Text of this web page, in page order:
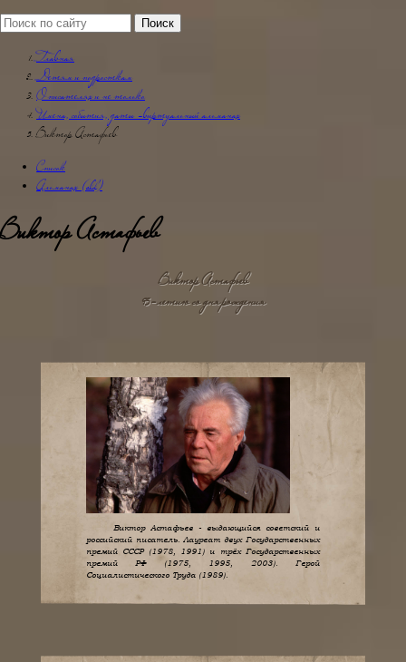
Главная
Детям и подросткам
О писателях и не только
Имена, события, даты -виртуальный альманах
Виктор Астафьев
Список
Альманах (old)
Виктор Астафьев
Виктор Астафьев
95-летию со дня рождения
Виктор Астафьев - выдающийся советский и
российский писатель. Лауреат двух Государственных
премий СССР (1978, 1991) и трёх Государственных
премий РФ (1975, 1995, 2003). Герой
Социалистического Труда (1989).